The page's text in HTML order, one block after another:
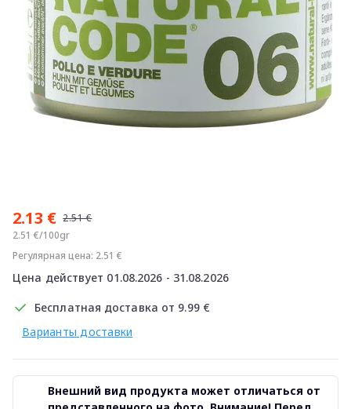
2.13 € 2.51 €
2.51 €/100gr
Регулярная цена: 2.51 €
Цена действует 01.08.2026 - 31.08.2026
Бесплатная доставка от 9.99 €
Варианты доставки
Внешний вид продукта может отличаться от